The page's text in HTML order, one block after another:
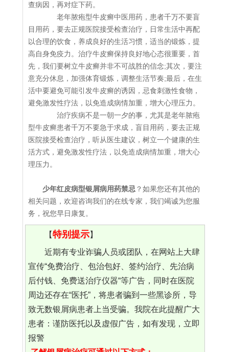
查病因，再对症下药。
老年脓疱型牛皮癣中医用药，患者千万不要盲
目用药，要去正规医院接受检查治疗，日常生活中再配
以合理的饮食，养成良好的生活习惯，适当的锻炼，提
高自身免疫力。治疗牛皮癣保持良好地心态很重要，首
先，我们要树立牛皮癣并非不可战胜的信念;其次，要注
意充分休息，加强体育锻炼，调整生活节奏;最后，在生
活中要避免可能引发牛皮癣的诱因，忌食刺激性食物，
避免激发性疗法，以免造成病情加重，增大心理压力。
治疗疾病不是一朝一夕的事，尤其是老年脓疱
型牛皮癣患者千万不要急于求成，盲目用药，要去正规
医院接受检查治疗，听从医生建议，树立一个健康的生
活方式，避免激发性疗法，以免造成病情加重，增大心
理压力。
少年红皮病型银屑病用药禁忌 ？如果您还有其他的
相关问题，欢迎咨询我们的在线专家，我们竭诚为您服
务，祝您早日康复。
【特别提示】
近期有专业诈骗人员或团队，在网站上大肆
宣传“免费治疗、包治包好、签约治疗、先治病
后付钱、免费送治疗仪器“等广告，同时在医院
周边还存在“医托”，将患者骗到一些黑诊所，导
致无数银屑病患者上当受骗。我院在此提醒广大
患者：谨防医托以及虚假广告，如有发现，立即
报警